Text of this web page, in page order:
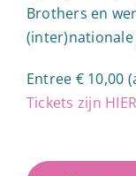
Brothers en
(inter)nationale
Entree € 10,00
Tickets zijn